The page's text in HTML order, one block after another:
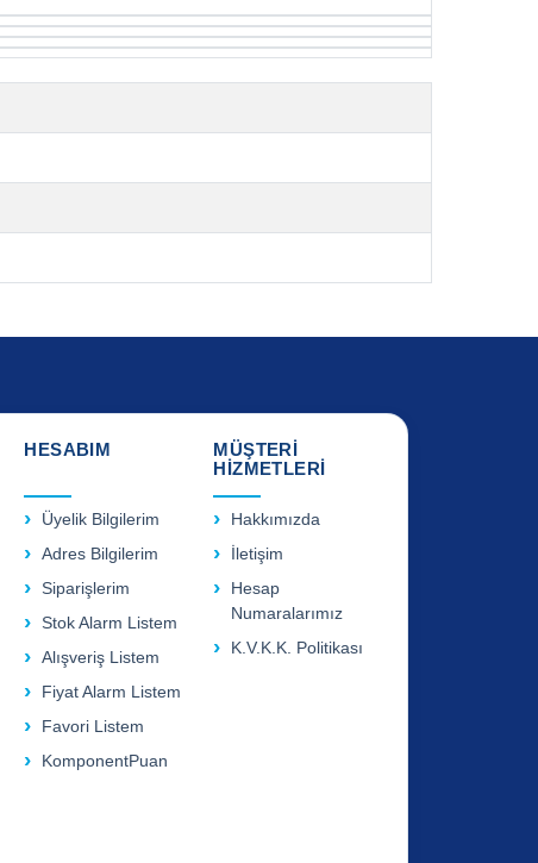
HESABIM
Üyelik Bilgilerim
Adres Bilgilerim
Siparişlerim
Stok Alarm Listem
Alışveriş Listem
Fiyat Alarm Listem
Favori Listem
KomponentPuan
MÜŞTERİ
HİZMETLERİ
Hakkımızda
İletişim
Hesap
Numaralarımız
K.V.K.K. Politikası